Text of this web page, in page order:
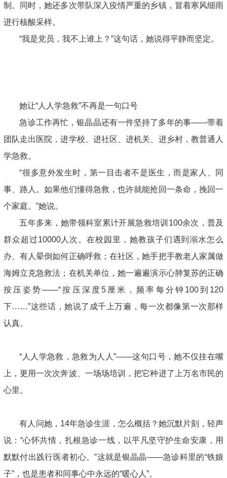
制。同时，她还多次带队深入疫情严重的乡镇，冒着寒风细雨
进行核酸采样。
“我是党员，我不上谁上？”这句话，她说得平静而坚定。
她让“人人学急救”不再是一句口号
急诊工作再忙，银晶晶还有一件坚持了多年的事——带着
团队走出医院，进学校、进社区、进机关、进乡村，教普通人
学急救。
“很多意外发生时，第一目击者不是医生，而是家人、同
事、路人。如果他们懂得急救，也许就能抢回一条命，挽回一
个家庭。”她说。
五年多来，她带领科室累计开展急救培训100余次，普及
群众超过10000人次。在校园里，她教孩子们遇到溺水怎么
办、有人晕倒如何正确呼救；在社区，她手把手教老人家属做
海姆立克急救法；在机关单位，她一遍遍演示心肺复苏的正确
按压姿势——“按压深度5厘米，频率每分钟100到120
下……”这些话，她说了成千上万遍，每一次都像第一次那样
认真。
“人人学急救，急救为人人”——这句口号，她不仅挂在嘴
上，更用一次次奔波、一场场培训，把它种进了上万名市民的
心里。
有人问她，14年急诊生涯，怎么概括？她沉默片刻，轻声
说：“心怀共情，扎根急诊一线，以平凡坚守护生命安康，用
默默付出践行医者初心。”这就是银晶晶——急诊科里的“铁娘
子”，也是患者和同事心中永远的“暖心人”。